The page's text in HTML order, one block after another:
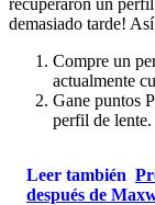
recuperaron un
demasiado tarde!
Compre un
actualmente
Gane puntos
perfil de lente.
Leer también
después de